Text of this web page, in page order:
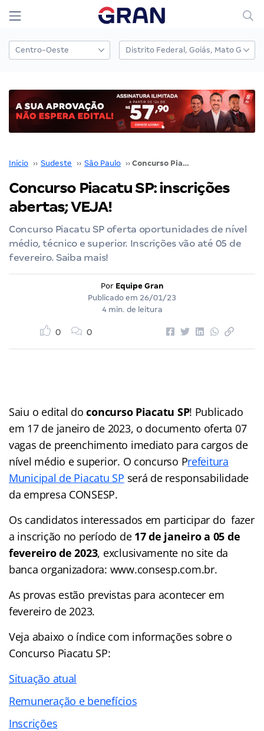
Início ›› Sudeste ›› São Paulo ›› Concurso Piacatu SP: inscrições abertas; VEJA!
Concurso Piacatu SP: inscrições
abertas; VEJA!
Concurso Piacatu SP oferta oportunidades de nível
médio, técnico e superior. Inscrições vão até 05 de
fevereiro. Saiba mais!
Por Equipe Gran
Publicado em 26/01/23
4 min. de leitura
0 0
Saiu o edital doconcurso Piacatu SP! Publicado
em 17 de janeiro de 2023, o documento oferta 07
vagas de preenchimento imediato para cargos de
nível médio e superior. O concurso Prefeitura
Municipal de Piacatu SP será de responsabilidade
da empresa CONSESP.
Os candidatos interessados em participar do fazer
a inscrição no período de 17 de janeiro a 05 de
fevereiro de 2023, exclusivamente no site da
banca organizadora: www.consesp.com.br.
As provas estão previstas para acontecer em
fevereiro de 2023.
Veja abaixo o índicecom informações sobre o
Concurso Piacatu SP:
Situação atual
Remuneração e benefícios
Inscrições